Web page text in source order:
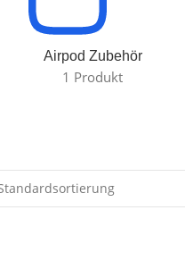
Airpod Zubehör
1 Produkt